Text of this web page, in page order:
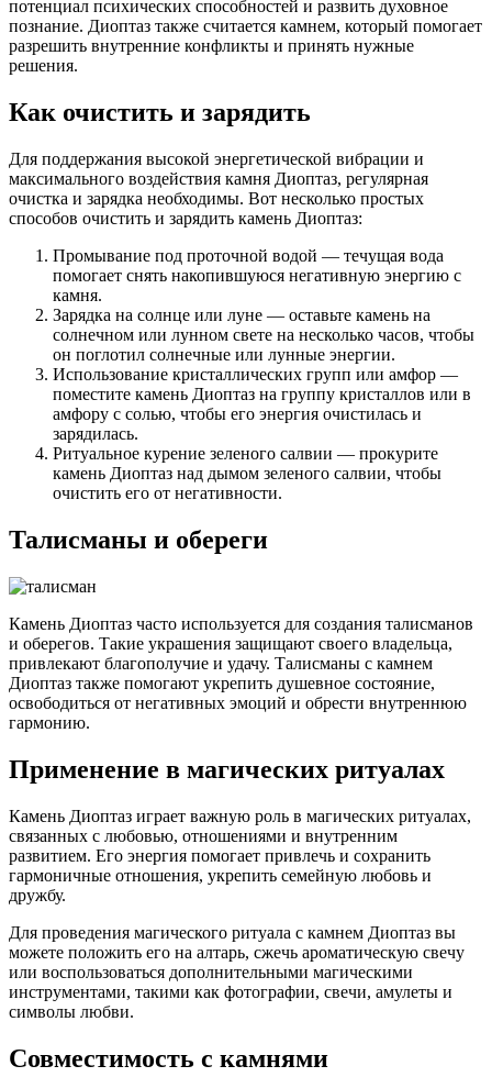
потенциал психических способностей и развить духовное
познание. Диоптаз также считается камнем, который помогает
разрешить внутренние конфликты и принять нужные
решения.
Как очистить и зарядить
Для поддержания высокой энергетической вибрации и
максимального воздействия камня Диоптаз, регулярная
очистка и зарядка необходимы. Вот несколько простых
способов очистить и зарядить камень Диоптаз:
Промывание под проточной водой — течущая вода
помогает снять накопившуюся негативную энергию с
камня.
Зарядка на солнце или луне — оставьте камень на
солнечном или лунном свете на несколько часов, чтобы
он поглотил солнечные или лунные энергии.
Использование кристаллических групп или амфор —
поместите камень Диоптаз на группу кристаллов или в
амфору с солью, чтобы его энергия очистилась и
зарядилась.
Ритуальное курение зеленого салвии — прокурите
камень Диоптаз над дымом зеленого салвии, чтобы
очистить его от негативности.
Талисманы и обереги
Камень Диоптаз часто используется для создания талисманов
и оберегов. Такие украшения защищают своего владельца,
привлекают благополучие и удачу. Талисманы с камнем
Диоптаз также помогают укрепить душевное состояние,
освободиться от негативных эмоций и обрести внутреннюю
гармонию.
Применение в магических ритуалах
Камень Диоптаз играет важную роль в магических ритуалах,
связанных с любовью, отношениями и внутренним
развитием. Его энергия помогает привлечь и сохранить
гармоничные отношения, укрепить семейную любовь и
дружбу.
Для проведения магического ритуала с камнем Диоптаз вы
можете положить его на алтарь, сжечь ароматическую свечу
или воспользоваться дополнительными магическими
инструментами, такими как фотографии, свечи, амулеты и
символы любви.
Совместимость с камнями